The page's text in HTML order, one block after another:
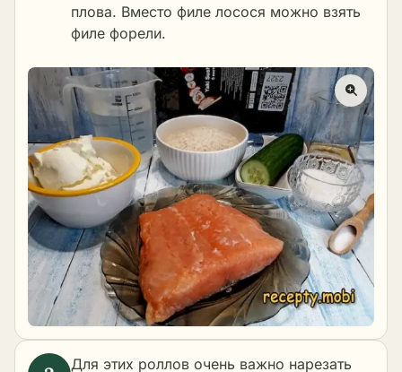
плова. Вместо филе лосося можно взять
филе форели.
Для этих роллов очень важно нарезать